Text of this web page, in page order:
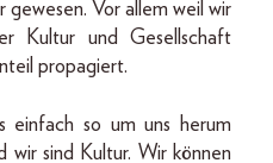
gewesen. Vor allem weil wir
Kultur und Gesellschaft
propagiert.
einfach so um uns herum
wir sind Kultur. Wir können